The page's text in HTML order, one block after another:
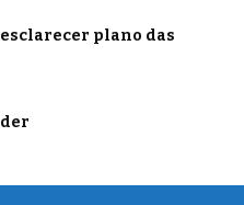
esclarecer plano das